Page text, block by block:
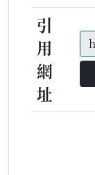
引
用
網
址